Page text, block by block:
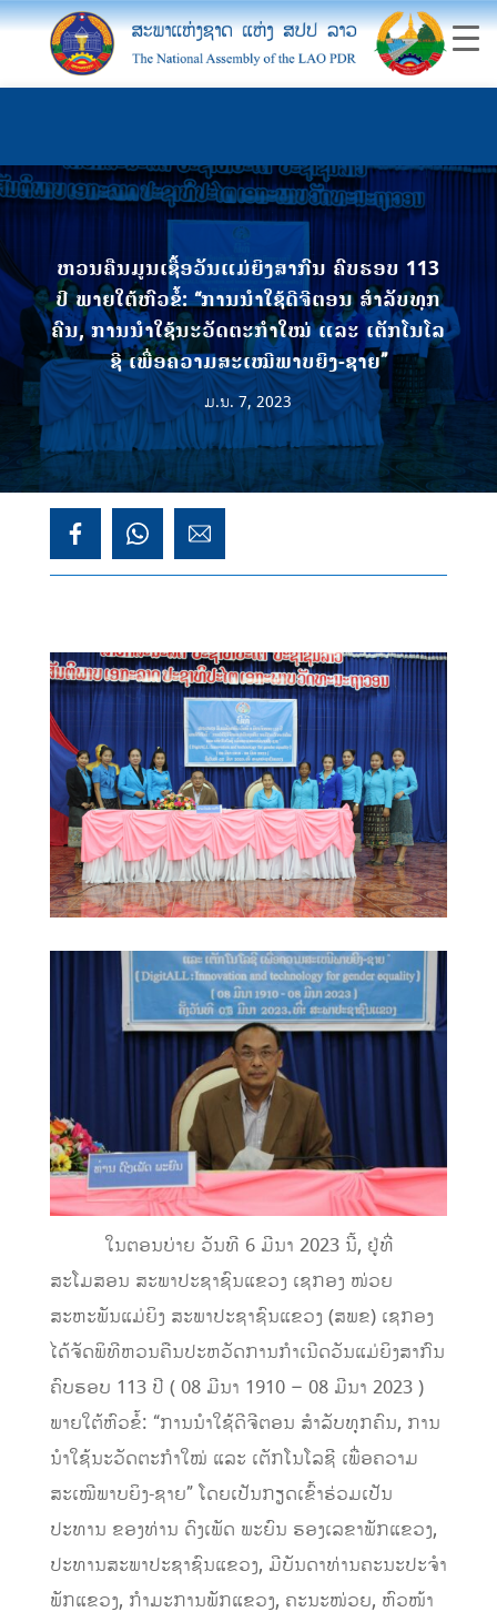
ຫວນຄືນມູນເຊື້ອວັນແມ່ຍິງສາກົນ ຄົບຮອບ 113
ປີ ພາຍໃຕ້ຫົວຂໍ້: “ການນໍາໃຊ້ດີຈີຕອນ ສໍາລັບທຸກ
ຄົນ, ການນໍາໃຊ້ນະວັດຕະກໍາໃໝ່ ແລະ ເຕັກໂນໂລ
ຊີ ເພື່ອຄວາມສະເໝີພາບຍິງ-ຊາຍ”
ມ.ນ. 7, 2023
ໃນຕອນບ່າຍ ວັນທີ 6 ມີນາ 2023 ນີ້, ຢູ່ທີ່
ສະໂມສອນ ສະພາປະຊາຊົນແຂວງ ເຊກອງ ໜ່ວຍ
ສະຫະພັນແມ່ຍິງ ສະພາປະຊາຊົນແຂວງ (ສພຂ) ເຊກອງ
ໄດ້ຈັດພິທີຫວນຄືນປະຫວັດການກຳເນີດວັນແມ່ຍິງສາກົນ
ຄົບຮອບ 113 ປີ​ ( 08 ມີນາ 1910 – 08 ມີນາ 2023 )
ພາຍໃຕ້ຫົວຂໍ້: “ການນໍາໃຊ້ດີຈີຕອນ ສໍາລັບທຸກຄົນ, ການ
ນໍາໃຊ້ນະວັດຕະກໍາໃໝ່ ແລະ ເຕັກໂນໂລຊີ ເພື່ອຄວາມ
ສະເໝີພາບຍິງ-ຊາຍ” ໂດຍເປັນກຽດເຂົ້າຮ່ວມເປັນ
ປະທານ ຂອງທ່ານ ດົງເພັດ ພະຍົນ ຮອງເລຂາພັກແຂວງ,
ປະທານສະພາປະຊາຊົນແຂວງ, ມີບັນດາທ່ານຄະນະປະຈໍາ
ພັກແຂວງ, ກໍາມະການພັກແຂວງ, ຄະນະໜ່ວຍ, ຫົວໜ້າ